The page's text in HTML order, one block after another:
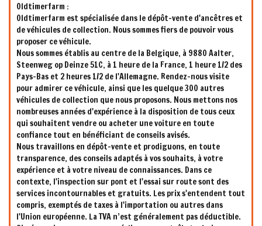
Oldtimerfarm :
Oldtimerfarm est spécialisée dans le dépôt-vente d'ancêtres et
de véhicules de collection. Nous sommes fiers de pouvoir vous
proposer ce véhicule.
Nous sommes établis au centre de la Belgique, à 9880 Aalter,
Steenweg op Deinze 51C, à 1 heure de la France, 1 heure 1/2 des
Pays-Bas et 2 heures 1/2 de l'Allemagne. Rendez-nous visite
pour admirer ce véhicule, ainsi que les quelque 300 autres
véhicules de collection que nous proposons. Nous mettons nos
nombreuses années d'expérience à la disposition de tous ceux
qui souhaitent vendre ou acheter une voiture en toute
confiance tout en bénéficiant de conseils avisés.
Nous travaillons en dépôt-vente et prodiguons, en toute
transparence, des conseils adaptés à vos souhaits, à votre
expérience et à votre niveau de connaissances. Dans ce
contexte, l'inspection sur pont et l'essai sur route sont des
services incontournables et gratuits. Les prix s'entendent tout
compris, exemptés de taxes à l'importation ou autres dans
l'Union européenne. La TVA n’est généralement pas déductible.